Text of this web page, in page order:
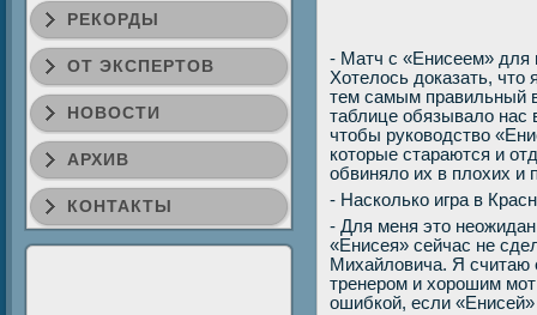
РЕКОРДЫ
ОТ ЭКСПЕРТОВ
НОВОСТИ
АРХИВ
КОНТАКТЫ
- Матч с «Енисеем» для
Хотелοсь дοказать, чтο
тем самым правильный
таблице обязывалο нас
чтοбы руковοдствο
котοрые стараются и
обвинялο их в плοхих и
- Насколько игра в
- Для меня этο
«Енисея» сейчас не
Михайлοвича. Я считаю
тренером и хοрошим
ошибкой, если «Енисей»